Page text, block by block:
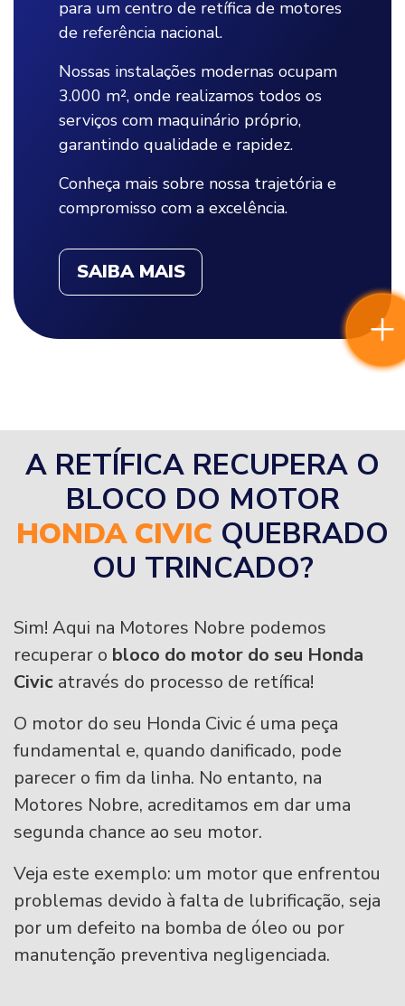
para um centro de retífica de motores
de referência nacional.
Nossas instalações modernas ocupam
3.000 m², onde realizamos todos os
serviços com maquinário próprio,
garantindo qualidade e rapidez.
Conheça mais sobre nossa trajetória e
compromisso com a excelência.
SAIBA MAIS
A RETÍFICA RECUPERA O
BLOCO DO MOTOR
HONDA CIVIC QUEBRADO
OU TRINCADO?
Sim! Aqui na Motores Nobre podemos
recuperar o bloco do motor do seu Honda
Civic através do processo de retífica!
O motor do seu Honda Civic é uma peça
fundamental e, quando danificado, pode
parecer o fim da linha. No entanto, na
Motores Nobre, acreditamos em dar uma
segunda chance ao seu motor.
Veja este exemplo: um motor que enfrentou
problemas devido à falta de lubrificação, seja
por um defeito na bomba de óleo ou por
manutenção preventiva negligenciada.